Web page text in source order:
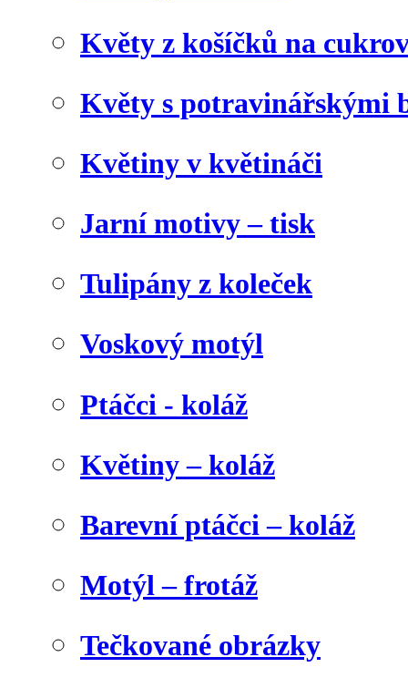
Květy z košíčků na
Květy s potravinářskými
Květiny v květináči
Jarní motivy – tisk
Tulipány z koleček
Voskový motýl
Ptáčci - koláž
Květiny – koláž
Barevní ptáčci – koláž
Motýl – frotáž
Tečkované obrázky